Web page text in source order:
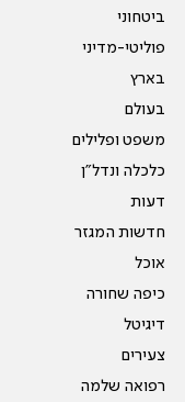
ביטחוני
פוליטי-מדיני
בארץ
בעולם
משפט ופלילים
כלכלה ונדל"ן
דעות
חדשות המגזר
אוכל
כיפה שחורה
דיגיטל
צעירים
רפואה שלמה